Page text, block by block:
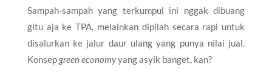
Sampah-sampah yang terkumpul ini nggak dibuang
gitu aja ke TPA, melainkan dipilah secara rapi untuk
disalurkan ke jalur daur ulang yang punya nilai jual.
Konsepgreen economyyang asyik banget, kan?